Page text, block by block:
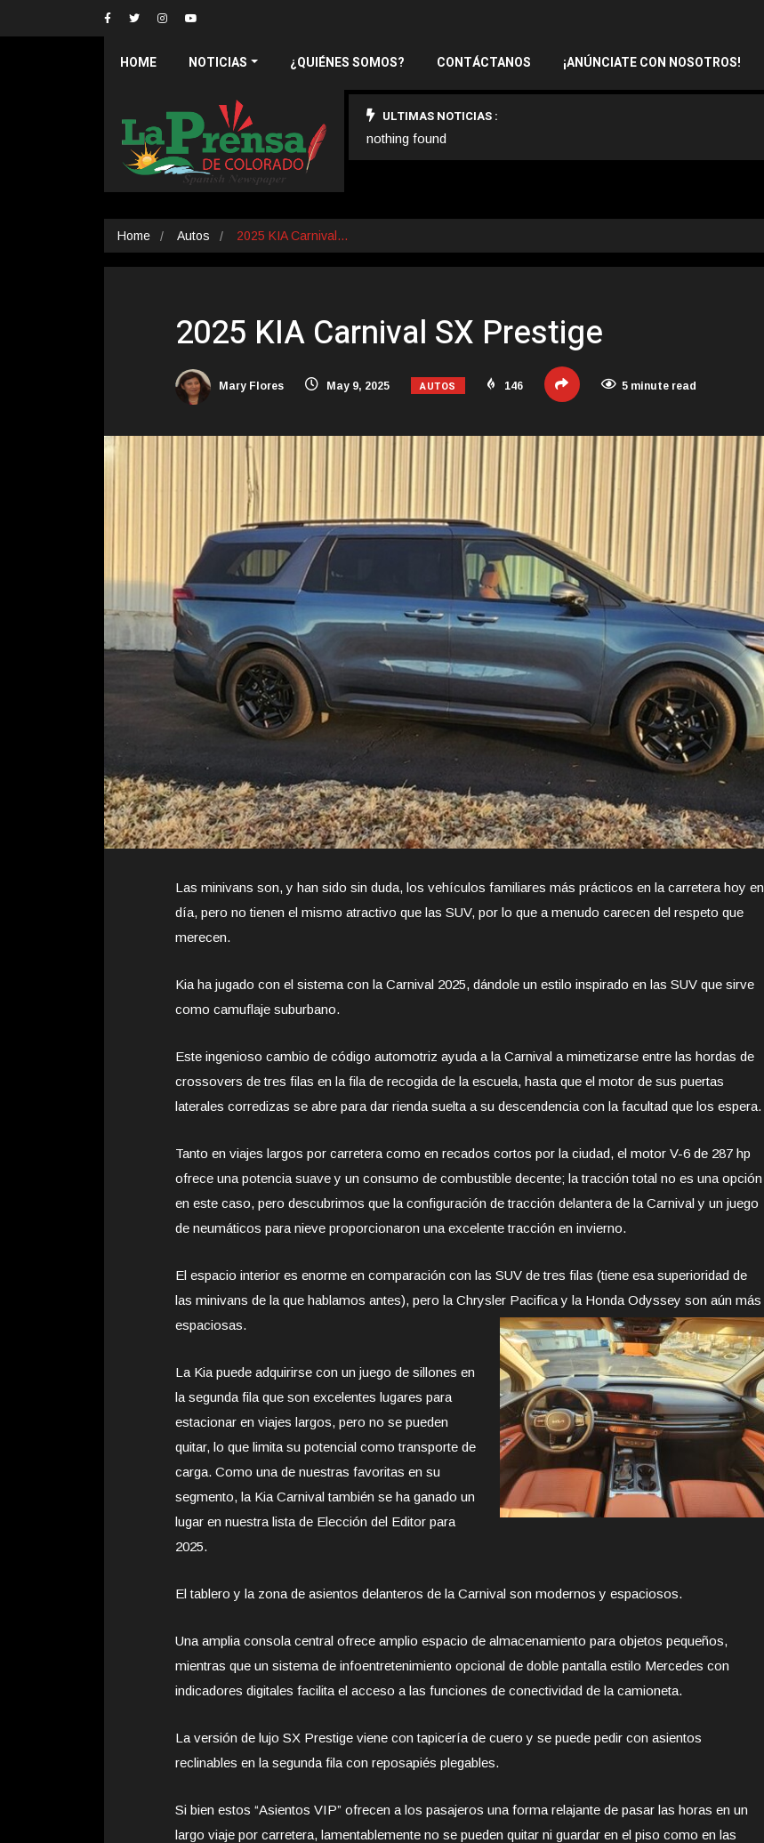
HOME NOTICIAS ¿QUIÉNES SOMOS? CONTÁCTANOS ¡ANÚNCIATE CON NOSOTROS!
ULTIMAS NOTICIAS :
nothing found
Home Autos 2025 KIA Carnival…
2025 KIA Carnival SX Prestige
Mary Flores May 9, 2025 AUTOS 146 5 minute read
Las minivans son, y han sido sin duda, los vehículos familiares más prácticos en la carretera hoy en
día, pero no tienen el mismo atractivo que las SUV, por lo que a menudo carecen del respeto que
merecen.
Kia ha jugado con el sistema con la Carnival 2025, dándole un estilo inspirado en las SUV que sirve
como camuflaje suburbano.
Este ingenioso cambio de código automotriz ayuda a la Carnival a mimetizarse entre las hordas de
crossovers de tres filas en la fila de recogida de la escuela, hasta que el motor de sus puertas
laterales corredizas se abre para dar rienda suelta a su descendencia con la facultad que los espera.
Tanto en viajes largos por carretera como en recados cortos por la ciudad, el motor V-6 de 287 hp
ofrece una potencia suave y un consumo de combustible decente; la tracción total no es una opción
en este caso, pero descubrimos que la configuración de tracción delantera de la Carnival y un juego
de neumáticos para nieve proporcionaron una excelente tracción en invierno.
El espacio interior es enorme en comparación con las SUV de tres filas (tiene esa superioridad de
las minivans de la que hablamos antes), pero la Chrysler Pacifica y la Honda Odyssey son aún más
espaciosas.
La Kia puede adquirirse con un juego de sillones en
la segunda fila que son excelentes lugares para
estacionar en viajes largos, pero no se pueden
quitar, lo que limita su potencial como transporte de
carga. Como una de nuestras favoritas en su
segmento, la Kia Carnival también se ha ganado un
lugar en nuestra lista de Elección del Editor para
2025.
El tablero y la zona de asientos delanteros de la Carnival son modernos y espaciosos.
Una amplia consola central ofrece amplio espacio de almacenamiento para objetos pequeños,
mientras que un sistema de infoentretenimiento opcional de doble pantalla estilo Mercedes con
indicadores digitales facilita el acceso a las funciones de conectividad de la camioneta.
La versión de lujo SX Prestige viene con tapicería de cuero y se puede pedir con asientos
reclinables en la segunda fila con reposapiés plegables.
Si bien estos “Asientos VIP” ofrecen a los pasajeros una forma relajante de pasar las horas en un
largo viaje por carretera, lamentablemente no se pueden quitar ni guardar en el piso como en las